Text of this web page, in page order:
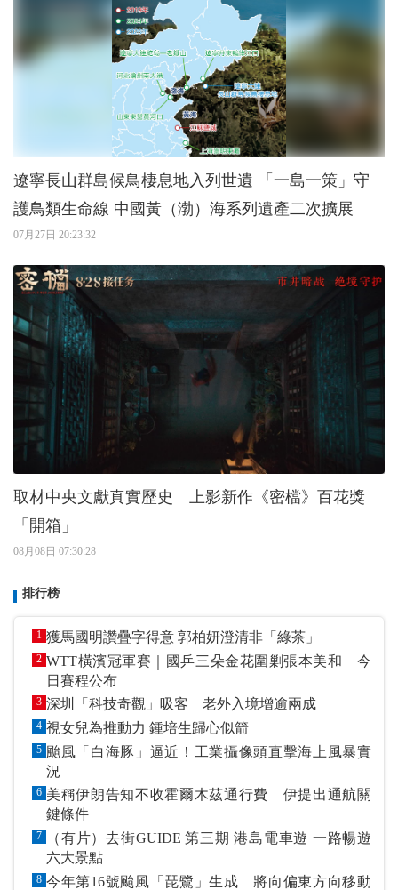
遼寧長山群島候鳥棲息地入列世遺 「一島一策」守
護鳥類生命線 中國黃（渤）海系列遺產二次擴展
07月27日 20:23:32
取材中央文獻真實歷史 上影新作《密檔》百花獎
「開箱」
08月08日 07:30:28
排行榜
1 獲馬國明讚疊字得意 郭柏妍澄清非「綠茶」
2 WTT橫濱冠軍賽｜國乒三朵金花圍剿張本美和 今
日賽程公布
3 深圳「科技奇觀」吸客 老外入境增逾兩成
4 視女兒為推動力 鍾培生歸心似箭
5 颱風「白海豚」逼近！工業攝像頭直擊海上風暴實
況
6 美稱伊朗告知不收霍爾木茲通行費 伊提出通航關
鍵條件
7
（有片）去街GUIDE 第三期 港島電車遊 一路暢遊
六大景點
8 今年第16號颱風「琵鷺」生成 將向偏東方向移動